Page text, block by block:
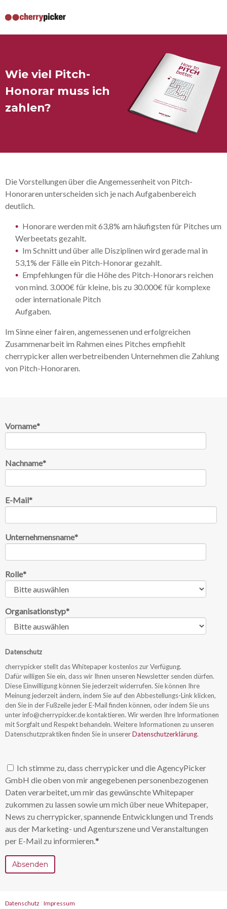
Wie viel Pitch-
Honorar muss ich
zahlen?
Die Vorstellungen über die Angemessenheit von Pitch-
Honoraren unterscheiden sich je nach Aufgabenbereich
deutlich.
Honorare werden mit 63,8% am häufigsten für Pitches um
Werbeetats gezahlt.
Im Schnitt und über alle Disziplinen wird gerade mal in
53,1% der Fälle ein Pitch-Honorar gezahlt.
Empfehlungen für die Höhe des Pitch-Honorars reichen
von mind. 3.000€ für kleine, bis zu 30.000€ für komplexe
oder internationale Pitch
Aufgaben.
Im Sinne einer fairen, angemessenen und erfolgreichen
Zusammenarbeit im Rahmen eines Pitches empfiehlt
cherrypicker allen werbetreibenden Unternehmen die Zahlung
von Pitch-Honoraren.
Vorname*
Nachname*
E-Mail*
Unternehmensname*
Rolle*
Organisationstyp*
Datenschutz
cherrypicker stellt das Whitepaper kostenlos zur Verfügung.
Dafür willigen Sie ein, dass wir Ihnen unseren Newsletter senden dürfen.
Diese Einwilligung können Sie jederzeit widerrufen. Sie können Ihre
Meinung jederzeit ändern, indem Sie auf den Abbestellungs-Link klicken,
den Sie in der Fußzeile jeder E-Mail finden können, oder indem Sie uns
unter info@cherrypicker.de kontaktieren. Wir werden Ihre Informationen
mit Sorgfalt und Respekt behandeln. Weitere Informationen zu unseren
Datenschutzpraktiken finden Sie in unsererDatenschutzerklärung.
Ich stimme zu, dass cherrypicker und die AgencyPicker
GmbH die oben von mir angegebenen personenbezogenen
Daten verarbeitet, um mir das gewünschte Whitepaper
zukommen zu lassen sowie um mich über neue Whitepaper,
News zu cherrypicker, spannende Entwicklungen und Trends
aus der Marketing- und Agenturszene und Veranstaltungen
per E-Mail zu informieren. *
Datenschutz Impressum